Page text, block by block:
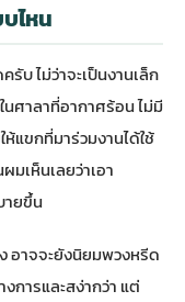
ไหน
บ ไม่ว่าจะเป็นงานเล็ก
ศาลาที่อากาศร้อน ไม่มี
แขกที่มาร่วมงานได้ใช้
มเห็นเลยว่าเอา
ยขึ้น
อาจจะยังนิยมพวงหรีด
การและสง่ากว่า แต่